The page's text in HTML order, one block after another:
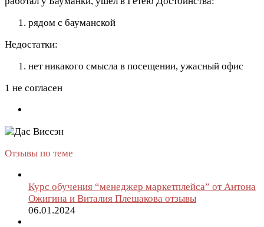
рядом с бауманской
Недостатки:
нет никакого смысла в посещении, ужасный офис
1 не согласен
Отзывы по теме
Курс обучения “менеджер маркетплейса” от Антона
Ожигина и Виталия Плешакова отзывы
06.01.2024